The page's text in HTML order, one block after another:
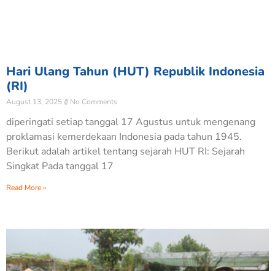
Hari Ulang Tahun (HUT) Republik Indonesia
(RI)
August 13, 2025 No Comments
diperingati setiap tanggal 17 Agustus untuk mengenang
proklamasi kemerdekaan Indonesia pada tahun 1945.
Berikut adalah artikel tentang sejarah HUT RI: Sejarah
Singkat Pada tanggal 17
Read More »